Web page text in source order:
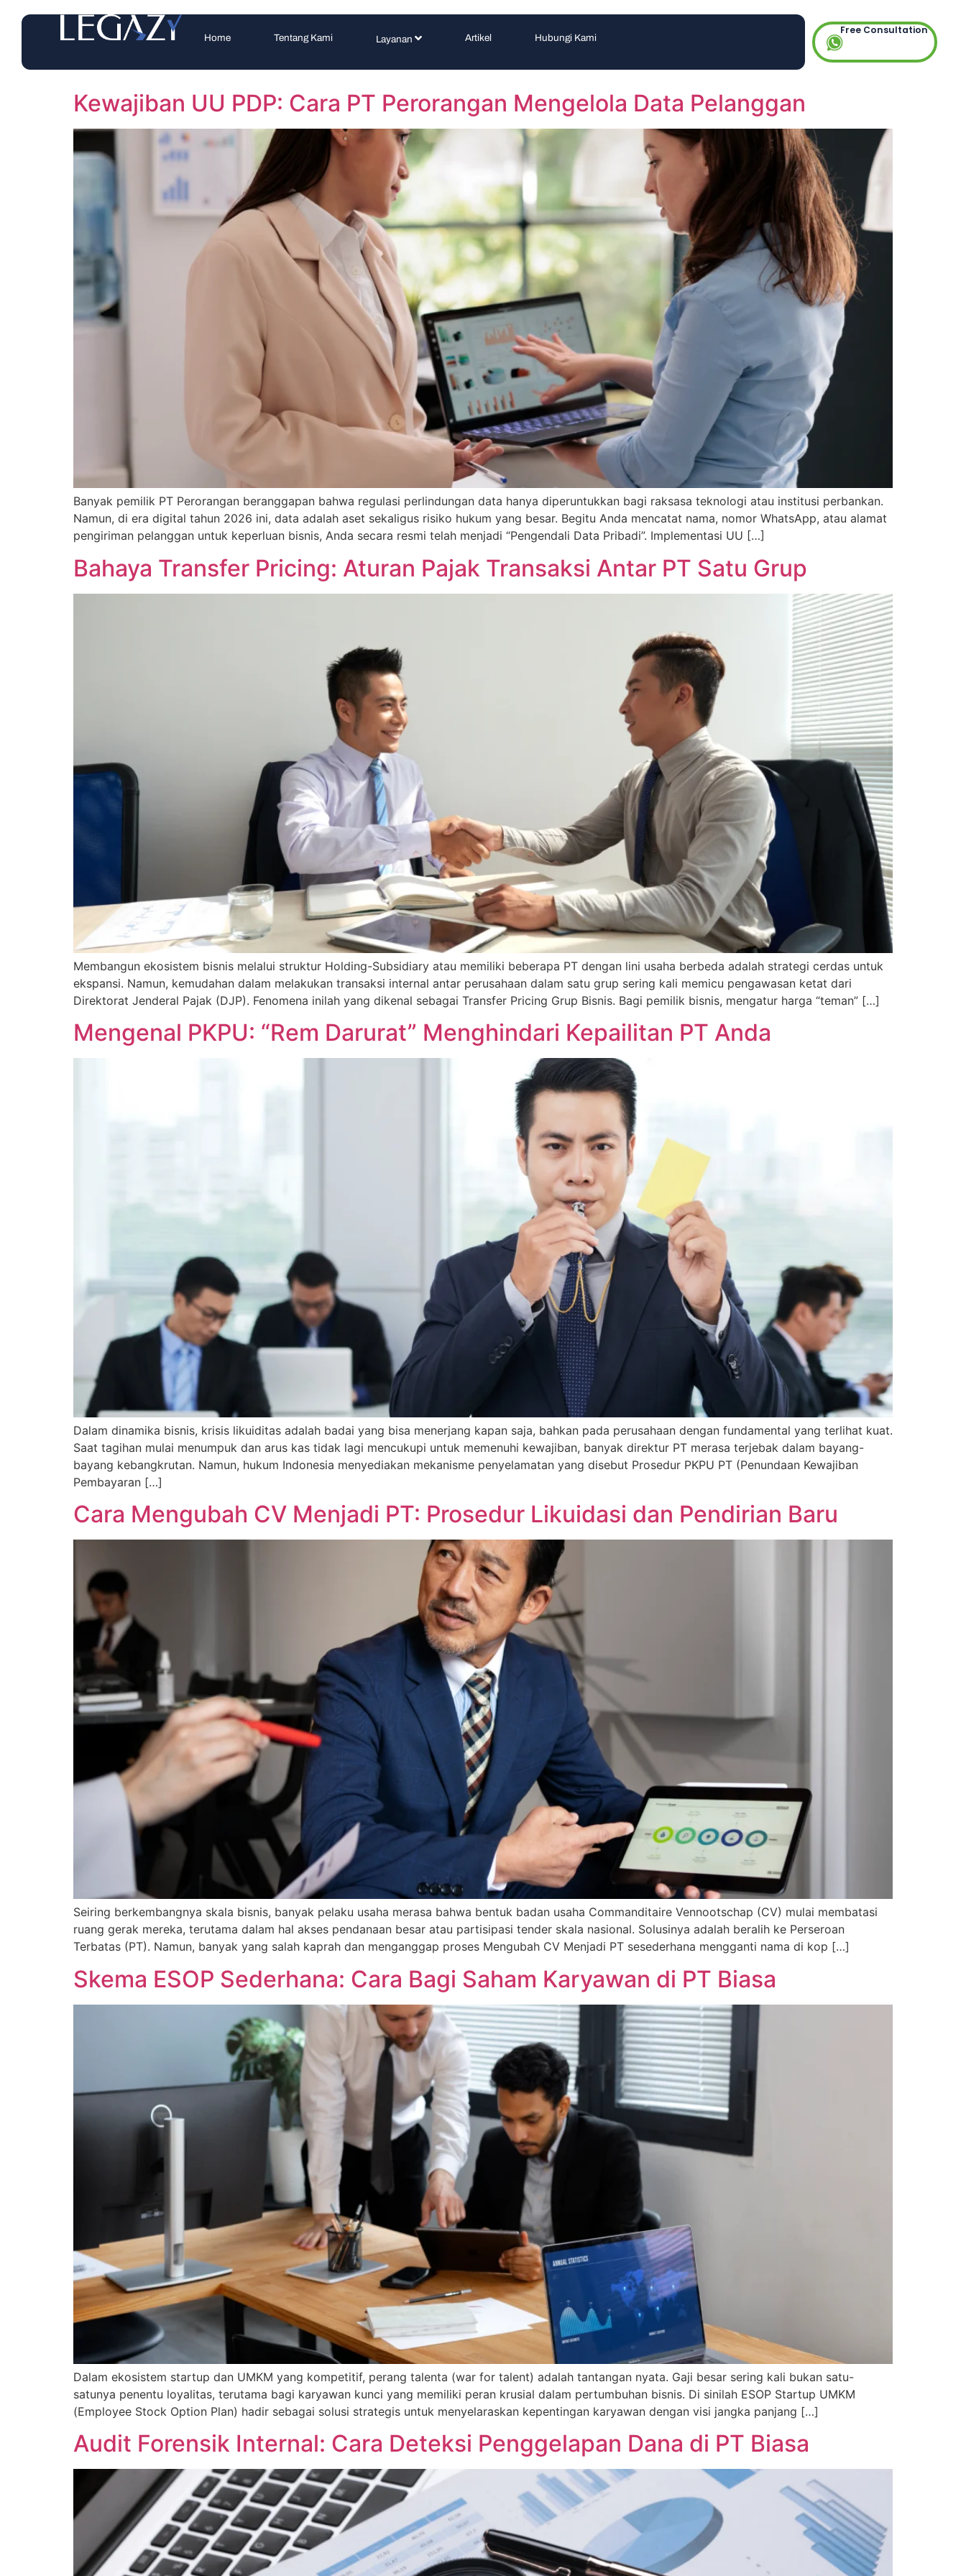
Home Tentang Kami Layanan Artikel Hubungi Kami
Free Consultation
Kewajiban UU PDP: Cara PT Perorangan Mengelola Data Pelanggan
Banyak pemilik PT Perorangan beranggapan bahwa regulasi perlindungan data hanya diperuntukkan bagi raksasa teknologi atau institusi perbankan.
Namun, di era digital tahun 2026 ini, data adalah aset sekaligus risiko hukum yang besar. Begitu Anda mencatat nama, nomor WhatsApp, atau alamat
pengiriman pelanggan untuk keperluan bisnis, Anda secara resmi telah menjadi “Pengendali Data Pribadi”. Implementasi UU […]
Bahaya Transfer Pricing: Aturan Pajak Transaksi Antar PT Satu Grup
Membangun ekosistem bisnis melalui struktur Holding-Subsidiary atau memiliki beberapa PT dengan lini usaha berbeda adalah strategi cerdas untuk
ekspansi. Namun, kemudahan dalam melakukan transaksi internal antar perusahaan dalam satu grup sering kali memicu pengawasan ketat dari
Direktorat Jenderal Pajak (DJP). Fenomena inilah yang dikenal sebagai Transfer Pricing Grup Bisnis. Bagi pemilik bisnis, mengatur harga “teman” […]
Mengenal PKPU: “Rem Darurat” Menghindari Kepailitan PT Anda
Dalam dinamika bisnis, krisis likuiditas adalah badai yang bisa menerjang kapan saja, bahkan pada perusahaan dengan fundamental yang terlihat kuat.
Saat tagihan mulai menumpuk dan arus kas tidak lagi mencukupi untuk memenuhi kewajiban, banyak direktur PT merasa terjebak dalam bayang-
bayang kebangkrutan. Namun, hukum Indonesia menyediakan mekanisme penyelamatan yang disebut Prosedur PKPU PT (Penundaan Kewajiban
Pembayaran […]
Cara Mengubah CV Menjadi PT: Prosedur Likuidasi dan Pendirian Baru
Seiring berkembangnya skala bisnis, banyak pelaku usaha merasa bahwa bentuk badan usaha Commanditaire Vennootschap (CV) mulai membatasi
ruang gerak mereka, terutama dalam hal akses pendanaan besar atau partisipasi tender skala nasional. Solusinya adalah beralih ke Perseroan
Terbatas (PT). Namun, banyak yang salah kaprah dan menganggap proses Mengubah CV Menjadi PT sesederhana mengganti nama di kop […]
Skema ESOP Sederhana: Cara Bagi Saham Karyawan di PT Biasa
Dalam ekosistem startup dan UMKM yang kompetitif, perang talenta (war for talent) adalah tantangan nyata. Gaji besar sering kali bukan satu-
satunya penentu loyalitas, terutama bagi karyawan kunci yang memiliki peran krusial dalam pertumbuhan bisnis. Di sinilah ESOP Startup UMKM
(Employee Stock Option Plan) hadir sebagai solusi strategis untuk menyelaraskan kepentingan karyawan dengan visi jangka panjang […]
Audit Forensik Internal: Cara Deteksi Penggelapan Dana di PT Biasa